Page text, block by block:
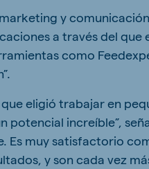
y
a través del que
como
eligió trabajar en
potencial increíble”,
Es muy satisfactorio
y son cada vez